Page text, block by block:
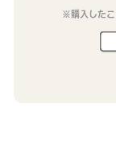
※購入したこ